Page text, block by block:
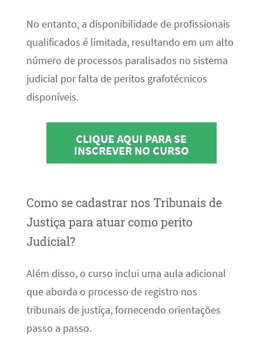
No entanto, a disponibilidade de profissionais
qualificados é limitada, resultando em um alto
número de processos paralisados no sistema
judicial por falta de peritos grafotécnicos
disponíveis.
CLIQUE AQUI PARA SE
INSCREVER NO CURSO
Como se cadastrar nos Tribunais de
Justiça para atuar como perito
Judicial?
Além disso, o curso inclui uma aula adicional
que aborda o processo de registro nos
tribunais de justiça, fornecendo orientações
passo a passo.